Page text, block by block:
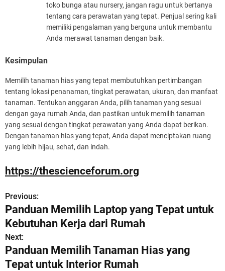
toko bunga atau nursery, jangan ragu untuk bertanya
tentang cara perawatan yang tepat. Penjual sering kali
memiliki pengalaman yang berguna untuk membantu
Anda merawat tanaman dengan baik.
Kesimpulan
Memilih tanaman hias yang tepat membutuhkan pertimbangan
tentang lokasi penanaman, tingkat perawatan, ukuran, dan manfaat
tanaman. Tentukan anggaran Anda, pilih tanaman yang sesuai
dengan gaya rumah Anda, dan pastikan untuk memilih tanaman
yang sesuai dengan tingkat perawatan yang Anda dapat berikan.
Dengan tanaman hias yang tepat, Anda dapat menciptakan ruang
yang lebih hijau, sehat, dan indah.
https://thescienceforum.org
P
o
s
t
Previous:
Panduan Memilih Laptop yang Tepat untuk
Kebutuhan Kerja dari Rumah
Next:
Panduan Memilih Tanaman Hias yang
Tepat untuk Interior Rumah